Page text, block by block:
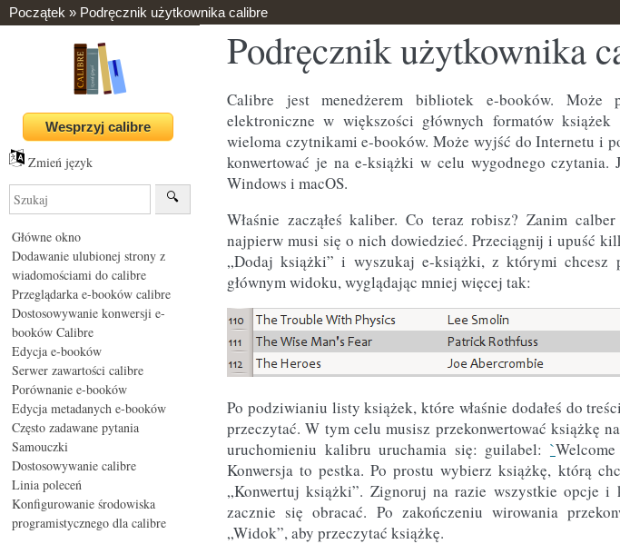
Początek » Podręcznik użytkownika calibre
Zmień język
Główne okno
Dodawanie ulubionej strony z
wiadomościami do calibre
Przeglądarka e-booków calibre
Dostosowywanie konwersji e-
booków Calibre
Edycja e-booków
Serwer zawartości calibre
Porównanie e-booków
Edycja metadanych e-booków
Często zadawane pytania
Samouczki
Dostosowywanie calibre
Linia poleceń
Konfigurowanie środowiska
programistycznego dla calibre
Podręcznik użytkownika
Calibre jest menedżerem bibliotek e-booków. Może
elektroniczne w większości głównych formatów
wieloma czytnikami e-booków. Może wyjść do Internetu i
konwertować je na e-książki w celu wygodnego czytania.
Windows i macOS.
Właśnie zacząłeś kaliber. Co teraz robisz? Zanim
najpierw musi się o nich dowiedzieć. Przeciągnij i upuść
„Dodaj książki” i wyszukaj e-książki, z którymi chcesz
głównym widoku, wyglądając mniej więcej tak:
Po podziwianiu listy książek, które właśnie dodałeś do
przeczytać. W tym celu musisz przekonwertować książkę
uruchomieniu kalibru uruchamia się: guilabel: `
Konwersja to pestka. Po prostu wybierz książkę, którą
„Konwertuj książki”. Zignoruj na razie wszystkie opcje
zacznie się obracać. Po zakończeniu wirowania
„Widok”, aby przeczytać książkę.